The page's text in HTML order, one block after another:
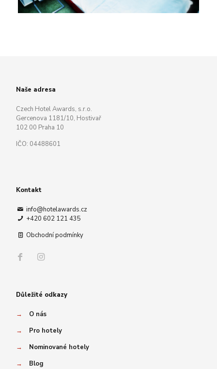
Naše adresa
Czech Hotel Awards, s.r.o.
Gercenova 1181/10, Hostivař
102 00 Praha 10
IČO: 04488601
Kontakt
info@hotelawards.cz
+420 602 121 435
Obchodní podmínky
Důležité odkazy
→
O nás
→
Pro hotely
→
Nominované hotely
→
Blog